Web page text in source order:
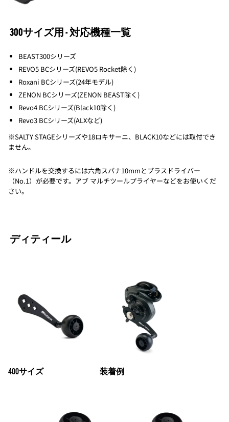
300サイズ用 - 対応機種一覧
BEAST300シリーズ
REVO5 BCシリーズ(REVO5 Rocket除く)
Roxani BCシリーズ(24年モデル)
ZENON BCシリーズ(ZENON BEAST除く)
Revo4 BCシリーズ(Black10除く)
Revo3 BCシリーズ(ALXなど)
※SALTY STAGEシリーズや18ロキサーニ、BLACK10などには取付でき
ません。
※ハンドルを交換するには六角スパナ10mmとプラスドライバー
（No.1）が必要です。アブ マルチツールプライヤーなどをお使いくだ
さい。
ディティール
400サイズ 装着例